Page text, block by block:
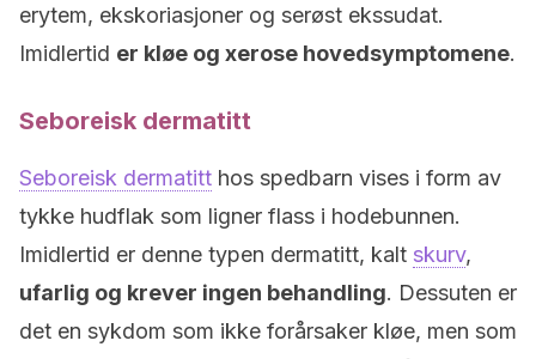
erytem, ekskoriasjoner og serøst ekssudat.
Imidlertid er kløe og xerose hovedsymptomene.
Seboreisk dermatitt
Seboreisk dermatitt hos spedbarn vises i form av
tykke hudflak som ligner flass i hodebunnen.
Imidlertid er denne typen dermatitt, kalt skurv,
ufarlig og krever ingen behandling. Dessuten er
det en sykdom som ikke forårsaker kløe, men som